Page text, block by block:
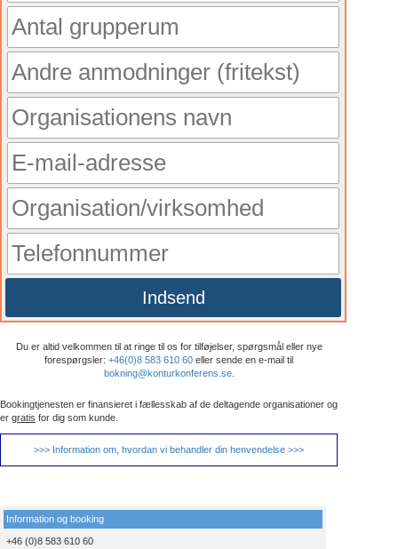
Indsend
Du er altid velkommen til at ringe til os for tilføjelser, spørgsmål eller nye
forespørgsler: +46(0)8 583 610 60 eller sende en e-mail til
bokning@konturkonferens.se.
Bookingtjenesten er finansieret i fællesskab af de deltagende organisationer og
er gratis for dig som kunde.
>>> Information om, hvordan vi behandler din henvendelse >>>
Information og booking
+46 (0)8 583 610 60